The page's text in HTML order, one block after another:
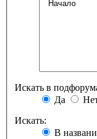
Искать в
Да
Искать:
В